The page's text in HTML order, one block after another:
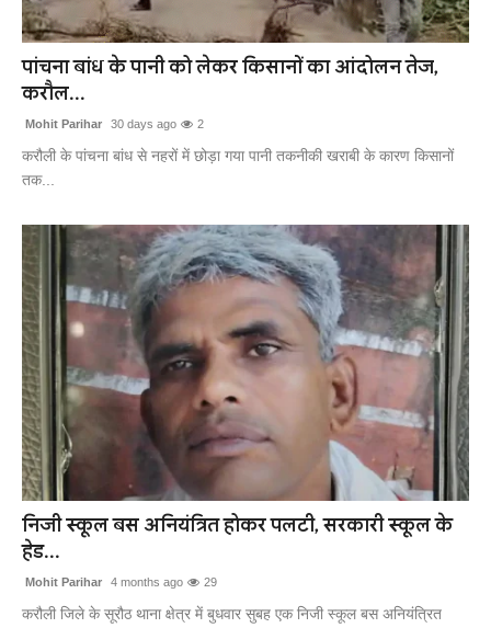
खेल
लाइफस्टाइल
अंतर्राष्ट्रीय
पांचना बांध के पानी को लेकर किसानों का आंदोलन तेज,
करौल...
Mohit Parihar 30 days ago 2
करौली के पांचना बांध से नहरों में छोड़ा गया पानी तकनीकी खराबी के कारण किसानों
तक...
निजी स्कूल बस अनियंत्रित होकर पलटी, सरकारी स्कूल के
हेड...
Mohit Parihar 4 months ago 29
करौली जिले के सूरौठ थाना क्षेत्र में बुधवार सुबह एक निजी स्कूल बस अनियंत्रित